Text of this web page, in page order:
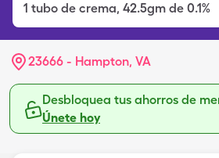
1 tubo de crema, 42.5gm de 0.1%
23666 - Hampton, VA
Desbloquea tus ahorros de
Únete hoy